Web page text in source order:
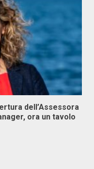
dell’Assessora
ora un tavolo